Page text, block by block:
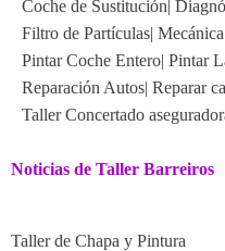
Coche de Sustitución
Filtro de Partículas|
Pintar Coche Entero| Pintar
Reparación Autos| Reparar
Taller Concertado
Noticias de Taller Barreiros
Taller de Chapa y Pintura